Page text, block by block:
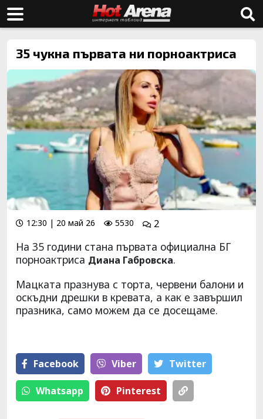
35 чукна първата ни порноактриса
12:30 | 20 май 26 5530 2
На 35 години стана първата официална БГ
порноактриса Диана Габровска.
Мацката празнува с торта, червени балони и
оскъдни дрешки в кревата, а как е завършил
празника, само можем да се досещаме.
Facebook Viber Тwitter
Whatsapp Pinterest